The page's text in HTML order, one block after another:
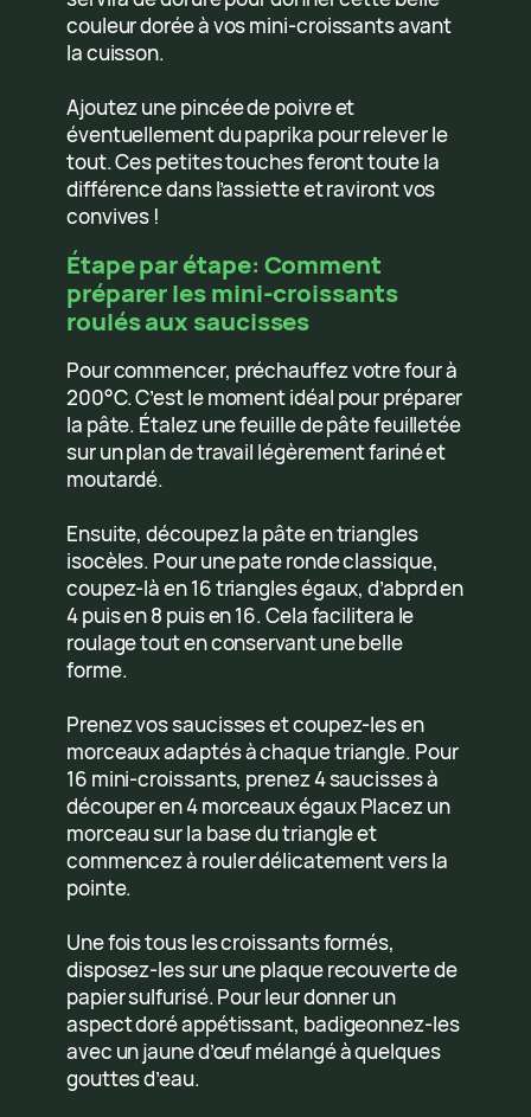
couleur dorée à vos mini-croissants avant
la cuisson.
Ajoutez une pincée de poivre et
éventuellement du paprika pour relever le
tout. Ces petites touches feront toute la
différence dans l’assiette et raviront vos
convives !
Étape par étape: Comment
préparer les mini-croissants
roulés aux saucisses
Pour commencer, préchauffez votre four à
200°C. C’est le moment idéal pour préparer
la pâte. Étalez une feuille de pâte feuilletée
sur un plan de travail légèrement fariné et
moutardé.
Ensuite, découpez la pâte en triangles
isocèles. Pour une pate ronde classique,
coupez-là en 16 triangles égaux, d’abprd en
4 puis en 8 puis en 16. Cela facilitera le
roulage tout en conservant une belle
forme.
Prenez vos saucisses et coupez-les en
morceaux adaptés à chaque triangle. Pour
16 mini-croissants, prenez 4 saucisses à
découper en 4 morceaux égaux Placez un
morceau sur la base du triangle et
commencez à rouler délicatement vers la
pointe.
Une fois tous les croissants formés,
disposez-les sur une plaque recouverte de
papier sulfurisé. Pour leur donner un
aspect doré appétissant, badigeonnez-les
avec un jaune d’œuf mélangé à quelques
gouttes d’eau.